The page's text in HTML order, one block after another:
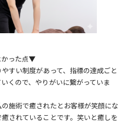
かった点▼
やすい制度があって、指標の達成ごと
くので、やりがいに繋がっていま
施術で癒されたとお客様が笑顔にな
されていることです。笑いと癒しを